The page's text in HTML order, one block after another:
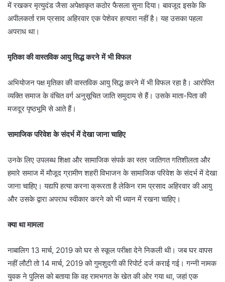
में रखकर मृत्युदंड जैसा अपेक्षाकृत कठोर फैसला सुना दिया। बावजूद इसके कि
अपीलकर्ता राम प्रसाद अहिरवार एक पेशेवर हत्यारा नहीं है। यह उसका पहला
अपराध था।
मृतिका की वास्तविक आयु सिद्ध करने में भी विफल
अभियोजन पक्ष मृतिका की वास्तविक आयु सिद्ध करने में भी विफल रहा है। आरोपित
व्यक्ति समाज के वंचित वर्ग अनुसूचित जाति समुदाय से हैं। उसके माता-पिता की
मजदूर पृष्ठभूमि से आते हैं।
सामाजिक परिवेश के संदर्भ में देखा जाना चाहिए
उनके लिए उपलब्ध शिक्षा और सामाजिक संपर्क का स्तर जातिगत गतिशीलता और
हमारे समाज में मौजूद ग्रामीण शहरी विभाजन के सामाजिक परिवेश के संदर्भ में देखा
जाना चाहिए। यद्यपि हत्या करना क्रूरता है लेकिन राम प्रसाद अहिरवार की आयु
और उसके द्वारा अपराध स्वीकार करने को भी ध्यान में रखना चाहिए।
क्या था मामला
नाबालिग 13 मार्च, 2019 को घर से स्कूल परीक्षा देने निकली थी। जब घर वापस
नहीं लौटी तो 14 मार्च, 2019 को गुमशुदगी की रिपोर्ट दर्ज कराई गई। गन्नी नामक
युवक ने पुलिस को बताया कि वह रामभगत के खेत की ओर गया था, जहां एक